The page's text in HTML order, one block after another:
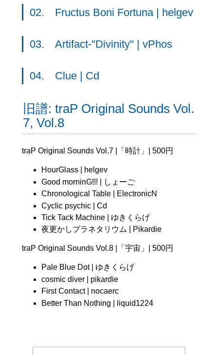
02. Fructus Boni Fortuna | helgev
03. Artifact-"Divinity" | vPhos
04. Clue | Cd
旧譜: traP Original Sounds Vol.
7, Vol.8
traP Original Sounds Vol.7 |「時計」| 500円
HourGlass | helgev
Good morninG!!! | しょーご
Chronological Table | ElectronicN
Cyclic psychic | Cd
Tick Tack Machine | ゆきくらげ
夜更かしプラネタリウム | Pikardie
traP Original Sounds Vol.8 |「宇宙」| 500円
Pale Blue Dot | ゆきくらげ
cosmic diver | pikardie
First Contact | nocaerc
Better Than Nothing | liquid1224